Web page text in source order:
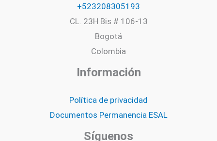
+523208305193
CL. 23H Bis # 106-13
Bogotá
Colombia
Información
Política de privacidad
Documentos Permanencia ESAL
Síguenos